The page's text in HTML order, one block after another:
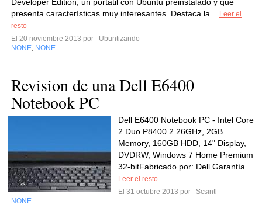
presenta características muy interesantes. Destaca la...
Leer el
resto
El 20 noviembre 2013 por
Ubuntizando
NONE NONE
Revision de una Dell E6400
Notebook PC
Dell E6400 Notebook PC - Intel Core
2 Duo P8400 2.26GHz, 2GB
Memory, 160GB HDD, 14" Display,
DVDRW, Windows 7 Home Premium
32-bitFabricado por: Dell Garantía...
Leer el resto
El 31 octubre 2013 por
Scsintl
NONE